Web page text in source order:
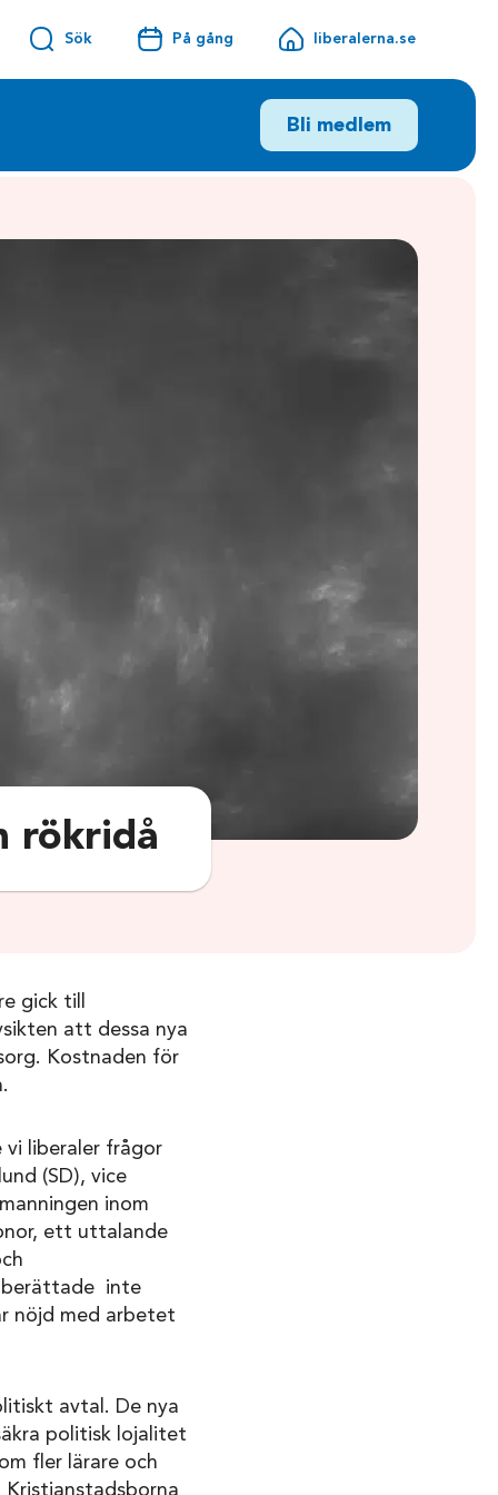
Sök På gång liberalerna.se
Bli medlem
rökridå
gick till
att dessa nya
Kostnaden för
liberaler frågor
(SD), vice
inom
ett uttalande
berättade inte
nöjd med arbetet
avtal. De nya
politisk lojalitet
fler lärare och
Kristianstadsborna